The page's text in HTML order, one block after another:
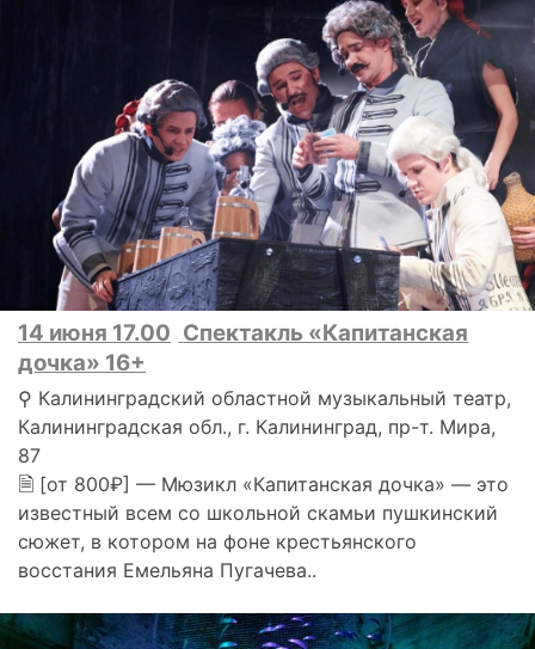
14 июня 17.00 Спектакль «Капитанская
дочка» 16+
⚲ Калининградский областной музыкальный театр,
Калининградская обл., г. Калининград, пр-т. Мира,
87
🗎 [от 800₽] — Мюзикл «Капитанская дочка» — это
известный всем со школьной скамьи пушкинский
сюжет, в котором на фоне крестьянского
восстания Емельяна Пугачева..